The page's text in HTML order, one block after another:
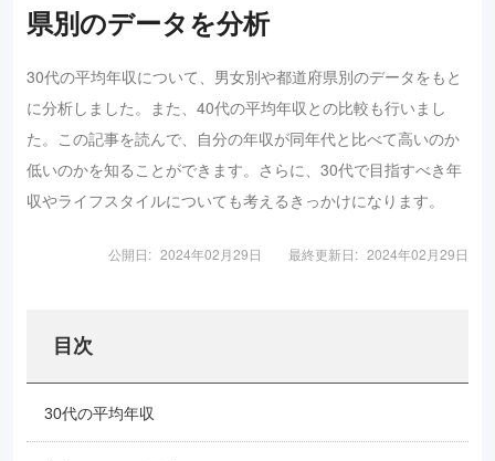
県別のデータを分析
30代の平均年収について、男女別や都道府県別のデータをもと
に分析しました。また、40代の平均年収との比較も行いまし
た。この記事を読んで、自分の年収が同年代と比べて高いのか
低いのかを知ることができます。さらに、30代で目指すべき年
収やライフスタイルについても考えるきっかけになります。
公開日: 2024年02月29日 最終更新日: 2024年02月29日
目次
30代の平均年収